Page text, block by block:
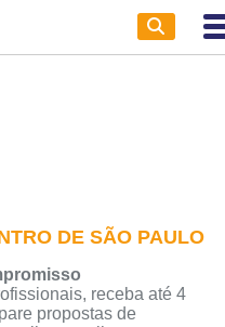
DE SÃO PAULO
receba até 4
propostas de